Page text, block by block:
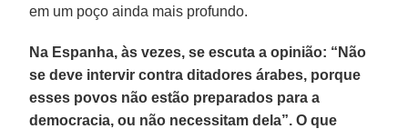
em um poço ainda mais profundo.
Na Espanha, às vezes, se escuta a opinião: “Não
se deve intervir contra ditadores árabes, porque
esses povos não estão preparados para a
democracia, ou não necessitam dela”. O que